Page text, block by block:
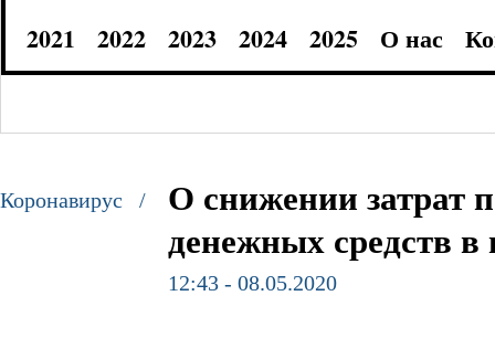
2021
2022 2023 2024 2025 О нас
Коронавирус /
О снижении затрат
денежных средств
12:43 - 08.05.2020